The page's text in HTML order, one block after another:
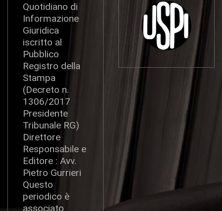
Quotidiano di
Informazione
Giuridica
iscritto al
Pubblico
Registro della
Stampa
(Decreto n.
1306/2017
Presidente
Tribunale RG)
Direttore
Responsabile e
Editore : Avv.
Pietro Gurrieri
Questo
periodico è
associato